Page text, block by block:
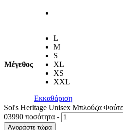
Μέγεθος
L
M
S
XL
XS
XXL
Εκκαθάριση
Sol's Heritage Unisex Μπλούζα
03990 ποσότητα -
Αγοράστε τώρα